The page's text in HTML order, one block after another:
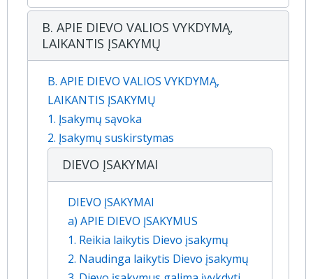
B. APIE DIEVO VALIOS VYKDYMĄ,
LAIKANTIS ĮSAKYMŲ
B. APIE DIEVO VALIOS VYKDYMĄ,
LAIKANTIS ĮSAKYMŲ
1. Įsakymų sąvoka
2. Įsakymų suskirstymas
DIEVO ĮSAKYMAI
DIEVO ĮSAKYMAI
a) APIE DIEVO ĮSAKYMUS
1. Reikia laikytis Dievo įsakymų
2. Naudinga laikytis Dievo įsakymų